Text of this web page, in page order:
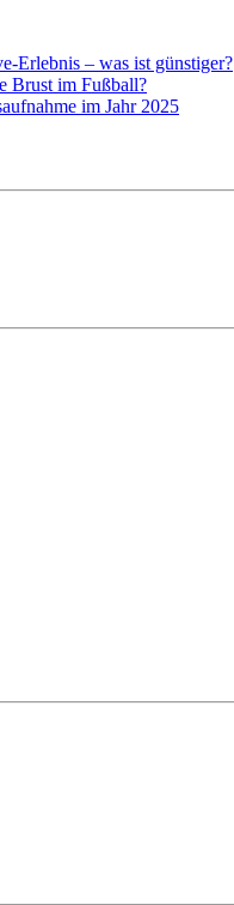
Erlebnis – was ist günstiger?
Brust im Fußball?
im Jahr 2025